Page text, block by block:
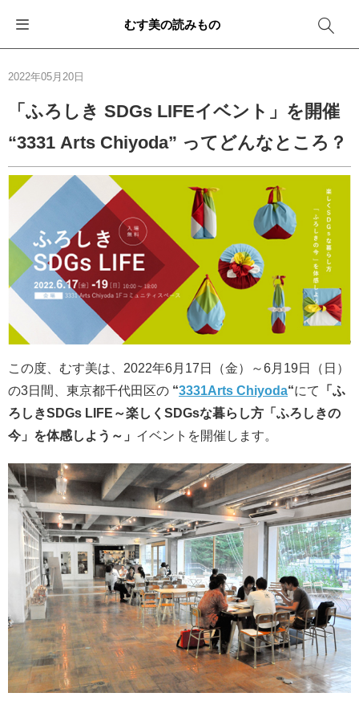
むす美の読みもの
2022年05月20日
「ふろしき SDGs LIFEイベント」を開催
“3331 Arts Chiyoda” ってどんなところ？
この度、むす美は、2022年6月17日（金）～6月19日（日）
の3日間、東京都千代田区の “3331Arts Chiyoda“にて
「ふ
ろしきSDGs LIFE～楽しくSDGsな暮らし方「ふろしきの
今」を体感しよう～」 イベントを開催します。
イベント・キャンペーン
新商品
メディア情報
その他
エコバッグ
おしゃれコーデバッグ
収納にもなるバッグ
箱を包む
お酒を包む
一番人気「花包み」
簡単「バッグアレンジ」
その他
ファッション
インテリア
アウトドア
雨の日
ママ・子育て
旅行
防災
卒業・入学
退職・異動
結婚
出産
海外の方へ